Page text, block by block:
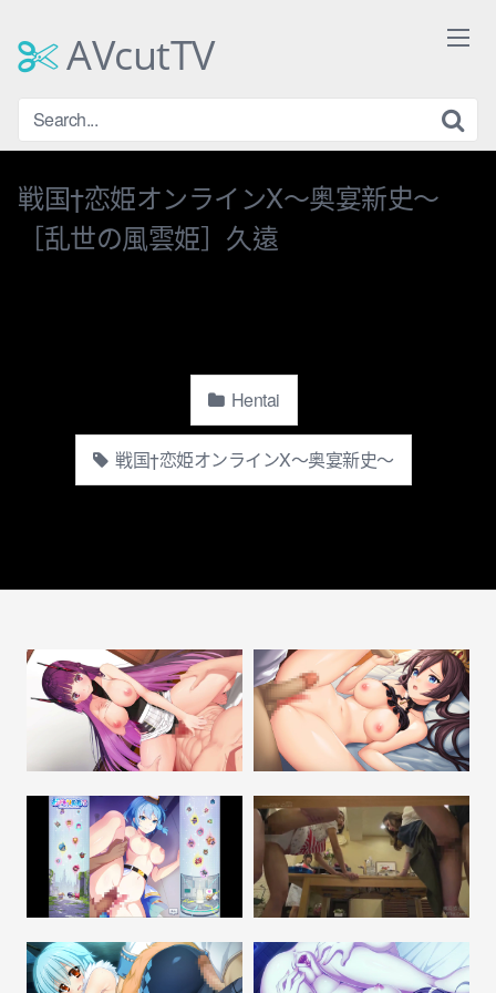
contentAVcutTV
戦国†恋姫オンラインX〜奥宴新史〜
［乱世の風雲姫］久遠
Hentai
戦国†恋姫オンラインX〜奥宴新史〜